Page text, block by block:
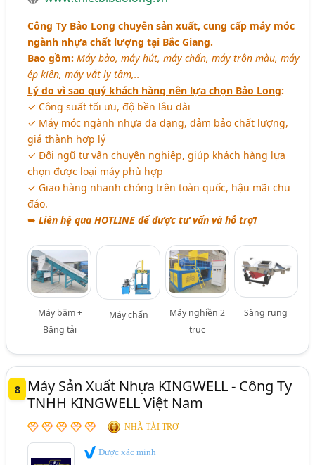
Công Ty Bảo Long chuyên sản xuất, cung cấp máy móc
ngành nhựa chất lượng tại Bắc Giang.
Bao gồm: Máy bào, máy hút, máy chấn, máy trộn màu, máy
ép kiện, máy vắt ly tâm,..
Lý do vì sao quý khách hàng nên lựa chọn Bảo Long:
✓ Công suất tối ưu, độ bền lâu dài
✓ Máy móc ngành nhựa đa dạng, đảm bảo chất lượng,
giá thành hợp lý
✓ Đội ngũ tư vấn chuyên nghiệp, giúp khách hàng lựa
chọn được loại máy phù hợp
✓ Giao hàng nhanh chóng trên toàn quốc, hậu mãi chu
đáo.
➥Liên hệ qua HOTLINE để được tư vấn và hỗ trợ!
Máy băm +
Băng tải
Máy chấn
Máy nghiền 2
trục
Sàng rung
8
Máy Sản Xuất Nhựa KINGWELL - Công Ty
TNHH KINGWELL Việt Nam
NHÀ TÀI TRỢ
Được xác minh